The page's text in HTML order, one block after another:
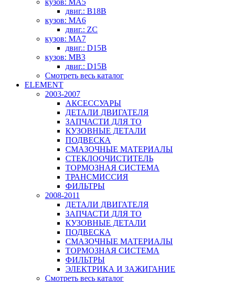
кузов: MA5
двиг.: B18B
кузов: MA6
двиг.: ZC
кузов: MA7
двиг.: D15B
кузов: MB3
двиг.: D15B
Смотреть весь каталог
ELEMENT
2003-2007
АКСЕССУАРЫ
ДЕТАЛИ ДВИГАТЕЛЯ
ЗАПЧАСТИ ДЛЯ ТО
КУЗОВНЫЕ ДЕТАЛИ
ПОДВЕСКА
СМАЗОЧНЫЕ МАТЕРИАЛЫ
СТЕКЛООЧИСТИТЕЛЬ
ТОРМОЗНАЯ СИСТЕМА
ТРАНСМИССИЯ
ФИЛЬТРЫ
2008-2011
ДЕТАЛИ ДВИГАТЕЛЯ
ЗАПЧАСТИ ДЛЯ ТО
КУЗОВНЫЕ ДЕТАЛИ
ПОДВЕСКА
СМАЗОЧНЫЕ МАТЕРИАЛЫ
ТОРМОЗНАЯ СИСТЕМА
ФИЛЬТРЫ
ЭЛЕКТРИКА И ЗАЖИГАНИЕ
Смотреть весь каталог